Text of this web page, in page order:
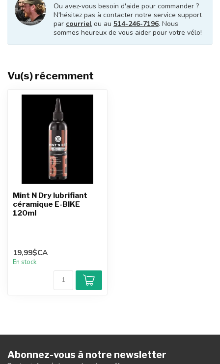
Ou avez-vous besoin d'aide pour commander ?
N'hésitez pas à contacter notre service support
par courriel ou au 514-246-7196. Nous
sommes heureux de vous aider pour votre vélo!
Vu(s) récemment
Mint N Dry lubrifiant
céramique E-BIKE
120ml
19,99$CA
En stock
Abonnez-vous à notre newsletter